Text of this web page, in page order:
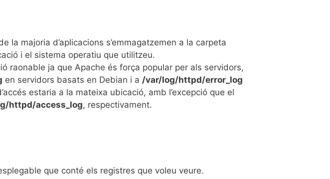
majoria d’aplicacions s’emmagatzemen a la carpeta
i el sistema operatiu que utilitzeu.
raonable ja que Apache és força popular per als servidors,
en servidors basats en Debian i a /var/log/httpd/error_log
estaria a la mateixa ubicació, amb l’excepció que el
httpd/access_log, respectivament.
que conté els registres que voleu veure.